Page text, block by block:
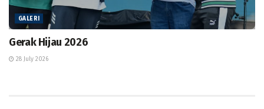
GALERI
Gerak Hijau 2026
28 July 2026